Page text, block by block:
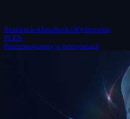
RealizacjeAktualnościWydarzenia
PLEN
Porozmawiajmy o priorytetach